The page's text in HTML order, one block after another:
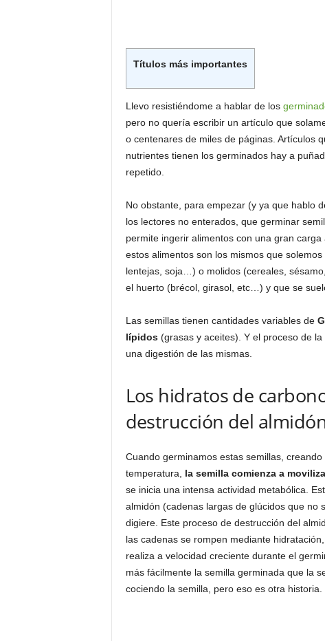
Títulos más importantes
Llevo resistiéndome a hablar de los
pero no quería escribir un artículo que
o centenares de miles de páginas. Artículos
nutrientes tienen los germinados hay a
repetido.
No obstante, para empezar (y ya que hablo
los lectores no enterados, que germinar
permite ingerir alimentos con una gran
estos alimentos son los mismos que
lentejas, soja…) o molidos (cereales,
el huerto (brécol, girasol, etc…) y que se
Las semillas tienen cantidades variables de
lípidos(grasas y aceites). Y el proceso de
una digestión de las mismas.
Los hidratos de
destrucción del
Cuando germinamos estas semillas,
temperatura, la semilla comienza a
se inicia una intensa actividad metabólica.
almidón (cadenas largas de glúcidos que no
digiere. Este proceso de destrucción del
las cadenas se rompen mediante
realiza a velocidad creciente durante el
más fácilmente la semilla germinada que la
cociendo la semilla, pero eso es otra historia.